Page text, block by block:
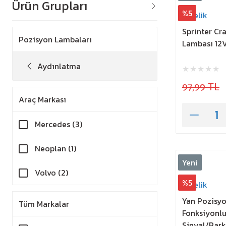
Ürün Grupları
Pozisyon Lambaları
Aydınlatma
Araç Markası
Mercedes (3)
Neoplan (1)
Volvo (2)
Tüm Markalar
%5
Erçelik
Sprinter
Lambası
97,99 TL
Yeni
%5
Erçelik
Yan